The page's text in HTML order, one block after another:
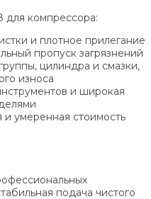
для компрессора:
и плотное прилегание
пропуск загрязнений
цилиндра и смазки,
износа
и широкая
и умеренная стоимость
подача чистого